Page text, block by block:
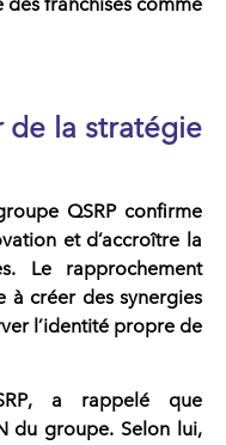
de la stratégie
QSRPconfirme
et d’accroître la
Le rapprochement
à créer des synergies
l’identité propre de
, a rappelé que
du groupe. Selon lui,